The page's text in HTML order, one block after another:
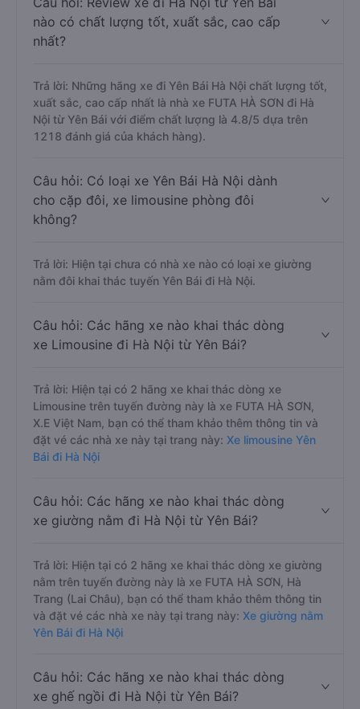
nào có chất lượng tốt, xuất sắc, cao cấp
nhất?
Trả lời: Những hãng xe đi Yên Bái Hà Nội chất lượng tốt,
xuất sắc, cao cấp nhất là nhà xe FUTA HÀ SƠN đi Hà
Nội từ Yên Bái với điểm chất lượng là 4.8/5 dựa trên
1218 đánh giá của khách hàng).
Câu hỏi: Có loại xe Yên Bái Hà Nội dành
cho cặp đôi, xe limousine phòng đôi
không?
Trả lời: Hiện tại chưa có nhà xe nào có loại xe giường
nằm đôi khai thác tuyến Yên Bái đi Hà Nội.
Câu hỏi: Các hãng xe nào khai thác dòng
xe Limousine đi Hà Nội từ Yên Bái?
Trả lời: Hiện tại có 2 hãng xe khai thác dòng xe
Limousine trên tuyến đường này là xe FUTA HÀ SƠN,
X.E Việt Nam, bạn có thể tham khảo thêm thông tin và
đặt vé các nhà xe này tại trang này: Xe limousine Yên
Bái đi Hà Nội
Câu hỏi: Các hãng xe nào khai thác dòng
xe giường nằm đi Hà Nội từ Yên Bái?
Trả lời: Hiện tại có 2 hãng xe khai thác dòng xe giường
nằm trên tuyến đường này là xe FUTA HÀ SƠN, Hà
Trang (Lai Châu), bạn có thể tham khảo thêm thông tin
và đặt vé các nhà xe này tại trang này: Xe giường nằm
Yên Bái đi Hà Nội
Câu hỏi: Các hãng xe nào khai thác dòng
xe ghế ngồi đi Hà Nội từ Yên Bái?